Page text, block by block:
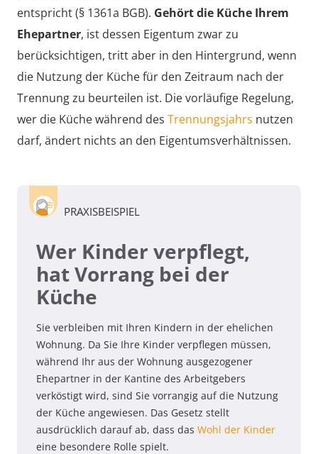
entspricht (§ 1361a BGB). Gehört die Küche Ihrem
Ehepartner, ist dessen Eigentum zwar zu
berücksichtigen, tritt aber in den Hintergrund, wenn
die Nutzung der Küche für den Zeitraum nach der
Trennung zu beurteilen ist. Die vorläufige Regelung,
wer die Küche während des Trennungsjahrs nutzen
darf, ändert nichts an den Eigentumsverhältnissen.
PRAXISBEISPIEL
Wer Kinder verpflegt,
hat Vorrang bei der
Küche
Sie verbleiben mit Ihren Kindern in der ehelichen
Wohnung. Da Sie Ihre Kinder verpflegen müssen,
während Ihr aus der Wohnung ausgezogener
Ehepartner in der Kantine des Arbeitgebers
verköstigt wird, sind Sie vorrangig auf die Nutzung
der Küche angewiesen. Das Gesetz stellt
ausdrücklich darauf ab, dass das Wohl der Kinder
eine besondere Rolle spielt.